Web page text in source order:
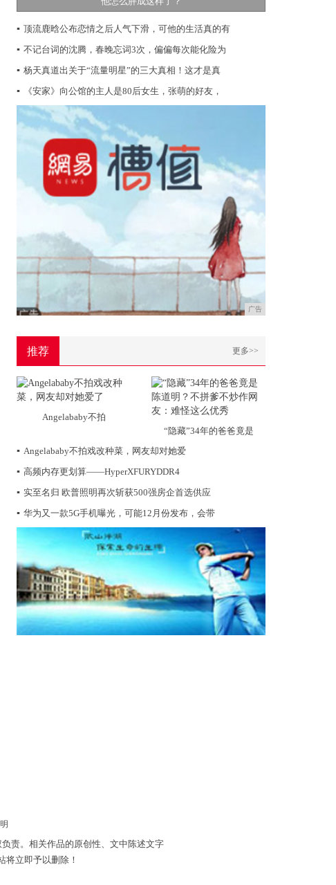
▪ 顶流鹿晗公布恋情之后人气下滑，可他的生活真的有
▪ 不记台词的沈腾，春晚忘词3次，偏偏每次能化险为
▪ 杨天真道出关于“流量明星”的三大真相！这才是真
▪
《安家》向公馆的主人是80后女生，张萌的好友，
广告
推荐 更多>>
Angelababy不拍
“隐藏”34年的爸爸竟是
▪ Angelababy不拍戏改种菜，网友却对她爱
▪ 高频内存更划算——HyperXFURYDDR4
▪ 实至名归 欧普照明再次斩获500强房企首选供应
▪ 华为又一款5G手机曝光，可能12月份发布，会带
责。相关作品的原创性、文中陈述文字
将立即予以删除！